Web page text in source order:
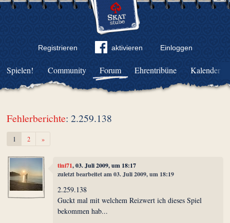
Registrieren aktivieren Einloggen
Community Forum Ehrentribüne Kalender
Spielen!
Fehlerberichte: 2.259.138
1 2 »Weiter
tini71, 03. Juli 2009, um 18:17
zuletzt bearbeitet am 03. Juli 2009, um 18:19
2.259.138
Guckt mal mit welchem Reizwert ich dieses Spiel
bekommen hab...